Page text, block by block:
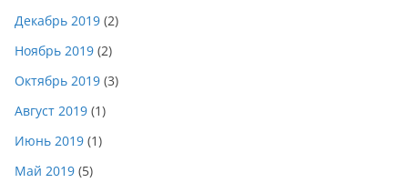
Декабрь 2019 (2)
Ноябрь 2019 (2)
Октябрь 2019 (3)
Август 2019 (1)
Июнь 2019 (1)
Май 2019 (5)